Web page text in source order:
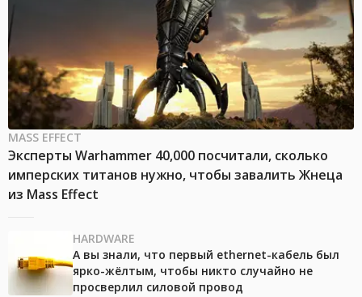
MASS EFFECT
Эксперты Warhammer 40,000 посчитали, сколько
имперских титанов нужно, чтобы завалить Жнеца
из Mass Effect
HARDWARE
А вы знали, что первый ethernet-кабель был
ярко-жёлтым, чтобы никто случайно не
просверлил силовой провод